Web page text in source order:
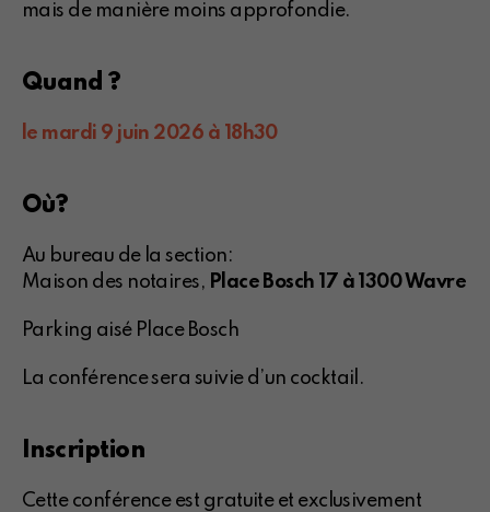
mais de manière moins approfondie.
Quand ?
le mardi 9 juin 2026 à 18h30
Où?
Au bureau de la section:
Maison des notaires, Place Bosch 17 à 1300 Wavre
Parking aisé Place Bosch
La conférence sera suivie d’un cocktail.
Inscription
Cette conférence est gratuite et exclusivement